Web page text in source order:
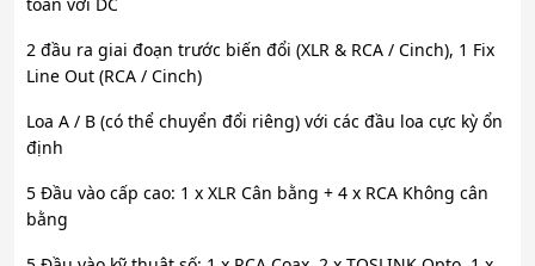
2 đầu ra giai đoạn trước biến đổi (XLR & RCA / Cinch), 1 Fix
Line Out (RCA / Cinch)
Loa A / B (có thể chuyển đổi riêng) với các đầu loa cực kỳ ổn
định
5 Đầu vào cấp cao: 1 x XLR Cân bằng + 4 x RCA Không cân
bằng